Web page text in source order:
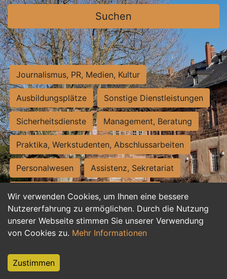
Wir verwenden Cookies, um Ihnen eine bessere
Nutzererfahrung zu ermöglichen. Durch die Nutzung
unserer Webseite stimmen Sie unserer Verwendung
von Cookies zu. Mehr Informationen
Zustimmen
Suchen
Journalismus, PR, Medien, Kultur
Ausbildungsplätze Sonstige Dienstleistungen
Sicherheitsdienste Management, Beratung
Praktika, Werkstudenten, Abschlussarbeiten
Personalwesen Assistenz, Sekretariat
Hilfskräfte, Aushilfs- und Nebenjobs
Einkauf, Logistik, Materialwirtschaft
Weiterbildung, Studium, duale Ausbildung
Tourismus